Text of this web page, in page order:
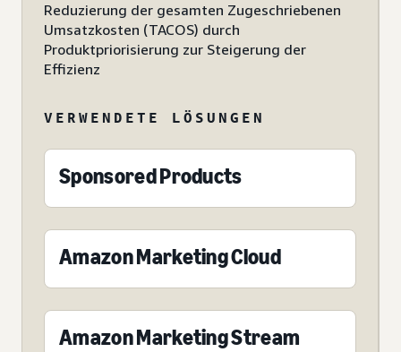
Reduzierung der gesamten Zugeschriebenen
Umsatzkosten (TACOS) durch
Produktpriorisierung zur Steigerung der
Effizienz
VERWENDETE LÖSUNGEN
Sponsored Products
Amazon Marketing Cloud
Amazon Marketing Stream